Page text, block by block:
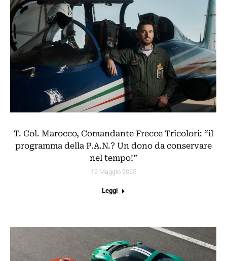
T. Col. Marocco, Comandante Frecce Tricolori: “il
programma della P.A.N.? Un dono da conservare
nel tempo!”
12 Maggio 2025
Leggi